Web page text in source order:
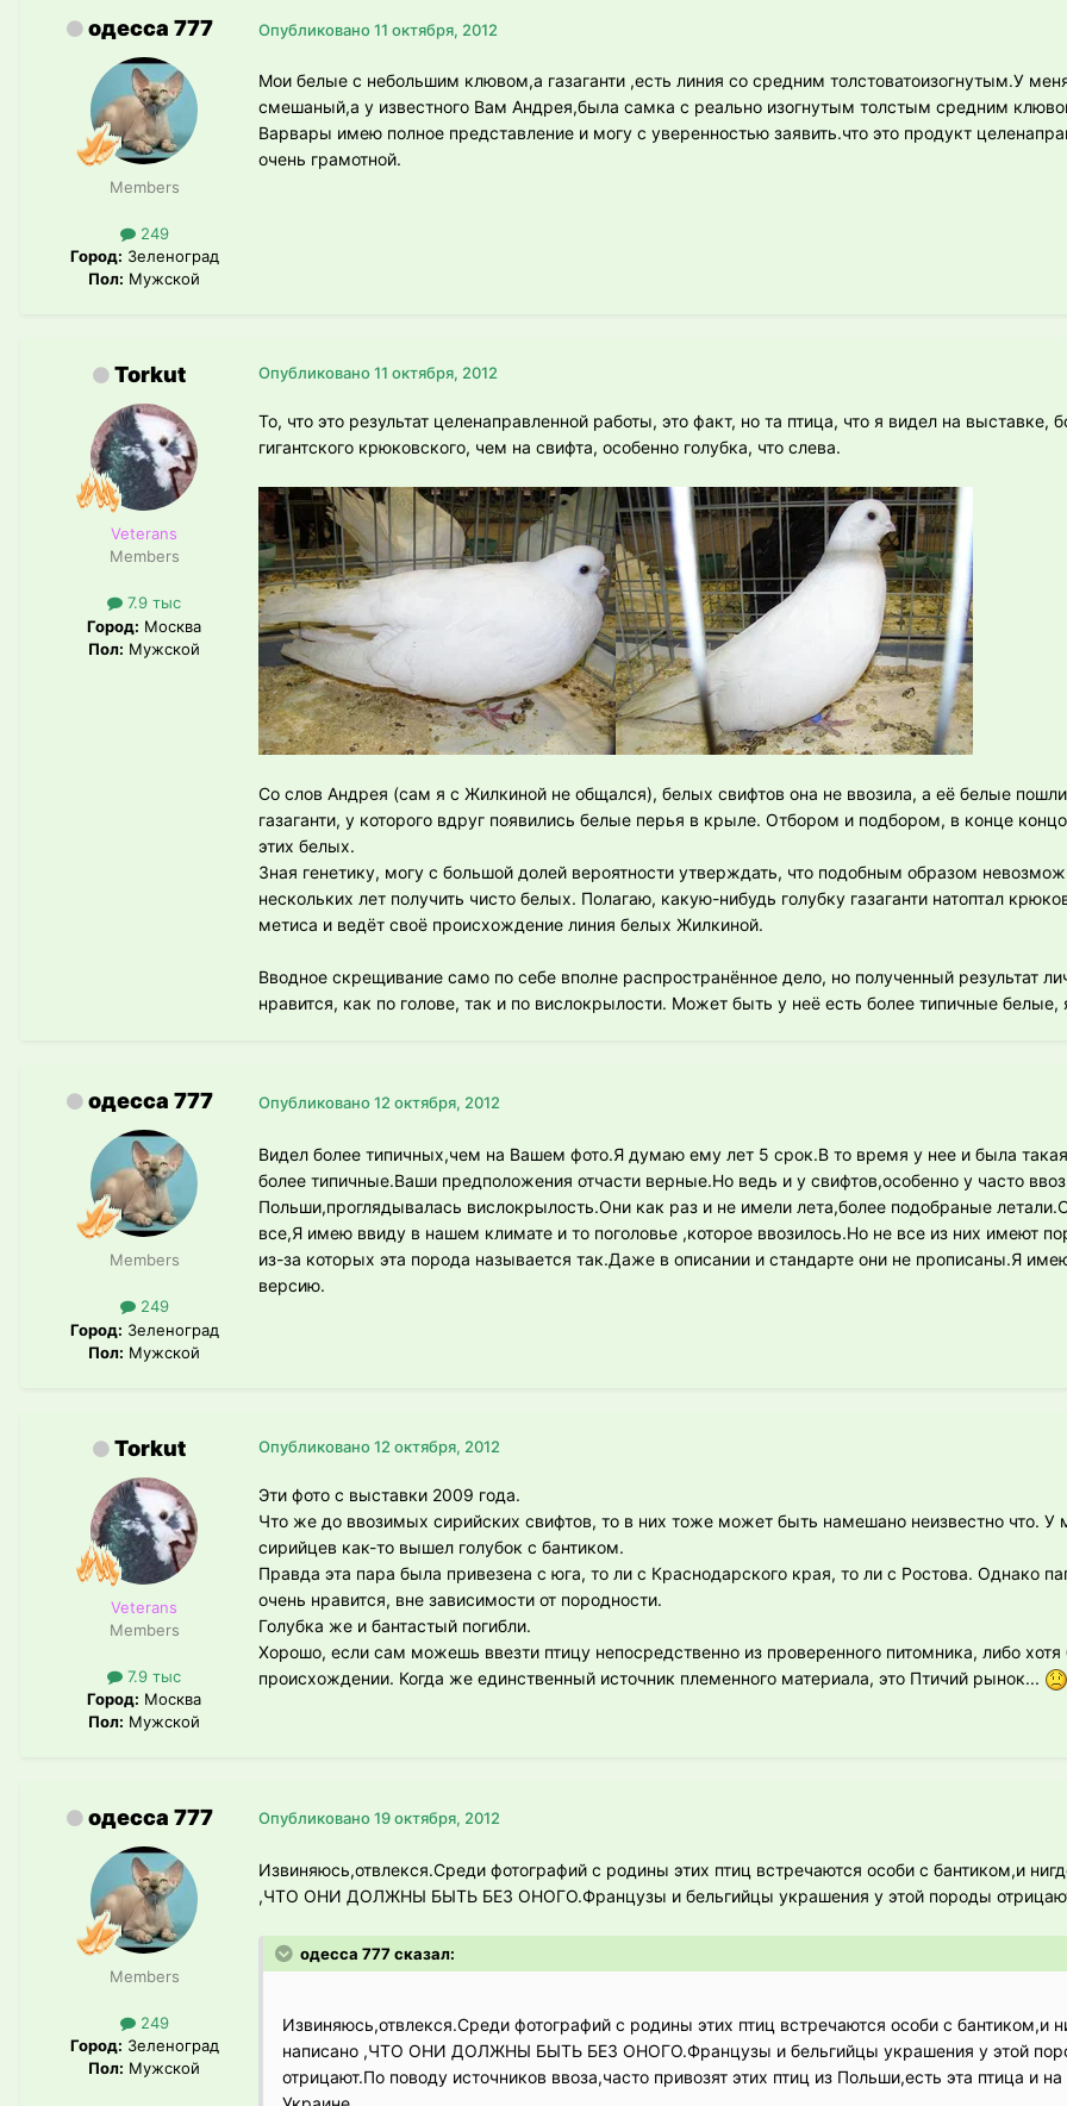
одесса 777
Members
249
Город: Зеленоград
Пол: Мужской
Опубликовано11 октября, 2012
Мои белые с небольшим клювом,а газаганти ,есть линия со средним толстоватоизогнутым.У
смешаный,а у известного Вам Андрея,была самка с реально изогнутым толстым средним
Варвары имею полное представление и могу с уверенностью заявить.что это продукт
очень грамотной.
Torkut
Veterans
Members
7.9 тыс
Город: Москва
Пол: Мужской
Опубликовано11 октября, 2012
То, что это результат целенаправленной работы, это факт, но та птица, что я видел на выставке,
гигантского крюковского, чем на свифта, особенно голубка, что слева.
Со слов Андрея (сам я с Жилкиной не общался), белых свифтов она не ввозила, а её белые пошли
газаганти, у которого вдруг появились белые перья в крыле. Отбором и подбором, в конце
этих белых.
Зная генетику, могу с большой долей вероятности утверждать, что подобным образом
нескольких лет получить чисто белых. Полагаю, какую-нибудь голубку газаганти натоптал
метиса и ведёт своё происхождение линия белых Жилкиной.
Вводное скрещивание само по себе вполне распространённое дело, но полученный результат
нравится, как по голове, так и по вислокрылости. Может быть у неё есть более типичные белые,
одесса 777
Members
249
Город: Зеленоград
Пол: Мужской
Опубликовано12 октября, 2012
Видел более типичных,чем на Вашем фото.Я думаю ему лет 5 срок.В то время у нее и была
более типичные.Ваши предположения отчасти верные.Но ведь и у свифтов,особенно у часто
Польши,проглядывалась вислокрылость.Они как раз и не имели лета,более подобраные
все,Я имею ввиду в нашем климате и то поголовье ,которое ввозилось.Но не все из них имеют
из-за которых эта порода называется так.Даже в описании и стандарте они не прописаны.Я
версию.
Torkut
Veterans
Members
7.9 тыс
Город: Москва
Пол: Мужской
Опубликовано12 октября, 2012
Эти фото с выставки 2009 года.
Что же до ввозимых сирийских свифтов, то в них тоже может быть намешано неизвестно что. У
сирийцев как-то вышел голубок с бантиком.
Правда эта пара была привезена с юга, то ли с Краснодарского края, то ли с Ростова. Однако
очень нравится, вне зависимости от породности.
Голубка же и бантастый погибли.
Хорошо, если сам можешь ввезти птицу непосредственно из проверенного питомника, либо
происхождении. Когда же единственный источник племенного материала, это Птичий рынок...
одесса 777
Members
249
Город: Зеленоград
Пол: Мужской
Опубликовано19 октября, 2012
Извиняюсь,отвлекся.Среди фотографий с родины этих птиц встречаются особи с бантиком,и
,ЧТО ОНИ ДОЛЖНЫ БЫТЬ БЕЗ ОНОГО.Французы и бельгийцы украшения у этой породы
одесса 777 сказал:
Извиняюсь,отвлекся.Среди фотографий с родины этих птиц встречаются особи с бантиком,и
написано ,ЧТО ОНИ ДОЛЖНЫ БЫТЬ БЕЗ ОНОГО.Французы и бельгийцы украшения у этой
отрицают.По поводу источников ввоза,часто привозят этих птиц из Польши,есть эта птица и